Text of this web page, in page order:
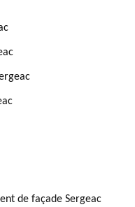
de façade Sergeac